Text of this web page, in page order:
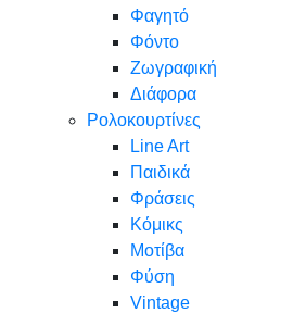
Φαγητό
Φόντο
Ζωγραφική
Διάφορα
Ρολοκουρτίνες
Line Art
Παιδικά
Φράσεις
Κόμικς
Μοτίβα
Φύση
Vintage